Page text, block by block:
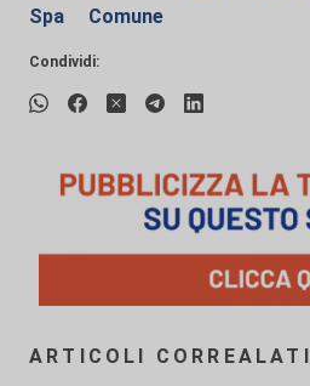
Spa
Comune
Condividi:
ARTICOLI CORREALATI